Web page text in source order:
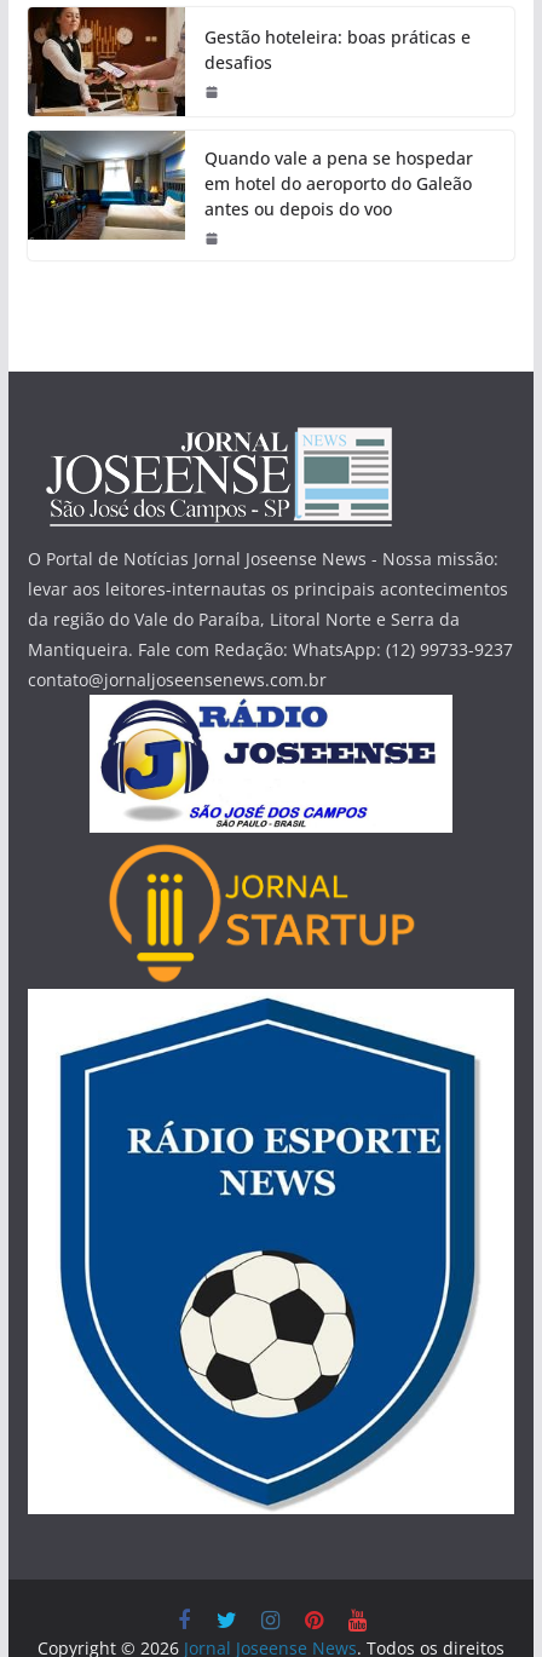
Gestão hoteleira: boas práticas e
desafios
Quando vale a pena se hospedar
em hotel do aeroporto do Galeão
antes ou depois do voo
O Portal de Notícias Jornal Joseense News - Nossa missão:
levar aos leitores-internautas os principais acontecimentos
da região do Vale do Paraíba, Litoral Norte e Serra da
Mantiqueira. Fale com Redação: WhatsApp: (12) 99733-9237
contato@jornaljoseensenews.com.br
Copyright © 2026 Jornal Joseense News. Todos os direitos